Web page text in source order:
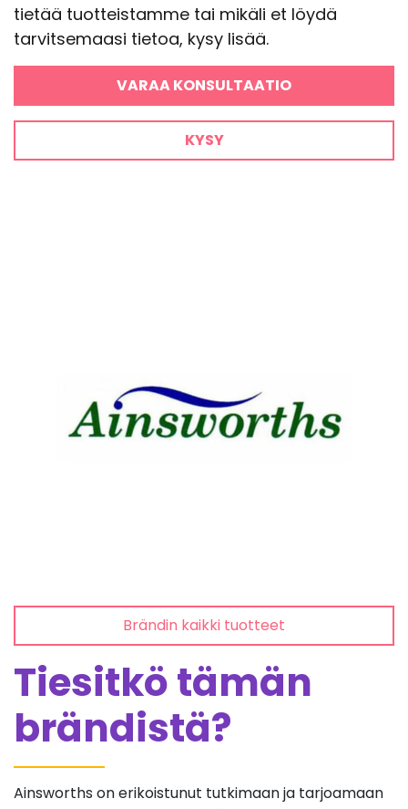
tietää tuotteistamme tai mikäli et löydä
tarvitsemaasi tietoa, kysy lisää.
VARAA KONSULTAATIO
KYSY
Brändin kaikki tuotteet
Tiesitkö tämän
brändistä?
Ainsworths on erikoistunut tutkimaan ja tarjoamaan